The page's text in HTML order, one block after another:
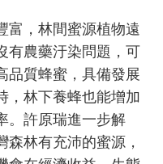
富，林間蜜源植物遠
有農藥汙染問題，可
品質蜂蜜，具備發展
，林下養蜂也能增加
。許原瑞進一步解
林有充沛的蜜源，